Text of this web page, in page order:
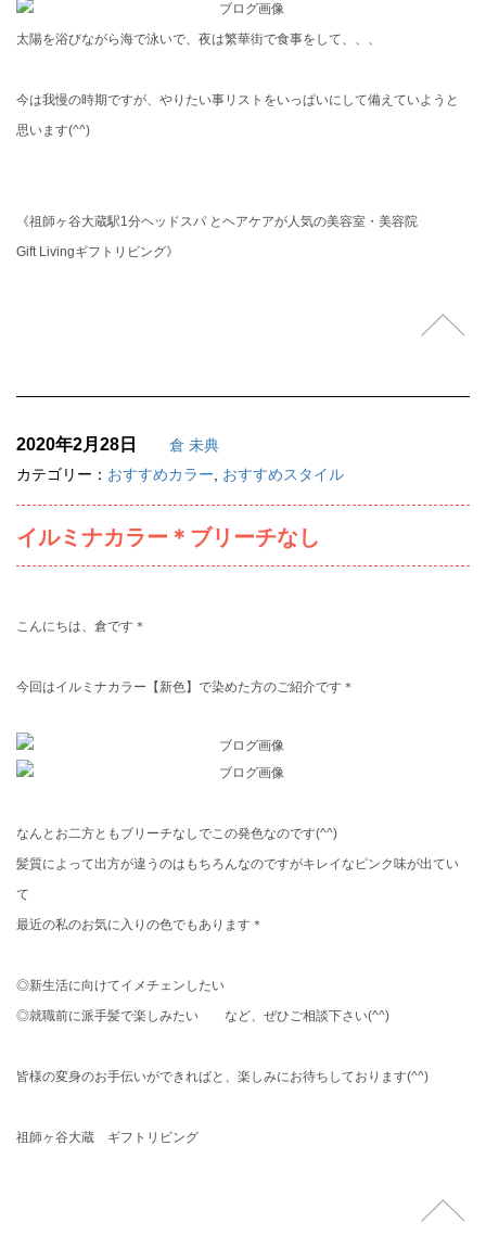
太陽を浴びながら海で泳いで、夜は繁華街で食事をして、、、
今は我慢の時期ですが、やりたい事リストをいっぱいにして備えていようと
思います(^^)
《祖師ヶ谷大蔵駅1分ヘッドスパ とヘアケアが人気の美容室・美容院
Gift Livingギフトリビング》
2020年2月28日
倉 未典
カテゴリー： おすすめカラー, おすすめスタイル
イルミナカラー＊ブリーチなし
こんにちは、倉です＊
今回はイルミナカラー【新色】で染めた方のご紹介です＊
なんとお二方ともブリーチなしでこの発色なのです(^^)
髪質によって出方が違うのはもちろんなのですがキレイなピンク味が出てい
て
最近の私のお気に入りの色でもあります＊
◎新生活に向けてイメチェンしたい
◎就職前に派手髪で楽しみたい など、ぜひご相談下さい(^^)
皆様の変身のお手伝いができればと、楽しみにお待ちしております(^^)
祖師ヶ谷大蔵 ギフトリビング